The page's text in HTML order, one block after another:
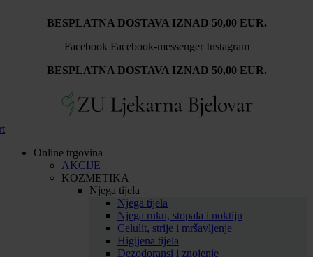
BESPLATNA DOSTAVA IZNAD 50,00 EUR.
Facebook Facebook-messenger Instagram
BESPLATNA DOSTAVA IZNAD 50,00 EUR.
Online trgovina
AKCIJE
KOZMETIKA
Njega tijela
Njega tijela
Njega ruku, stopala i noktiju
Celulit, strije i mršavljenje
Higijena tijela
Dezodoransi i znojenje